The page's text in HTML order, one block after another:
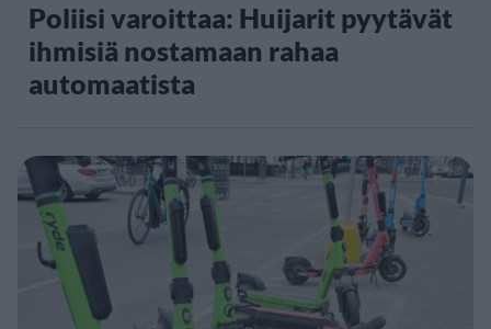
Poliisi varoittaa: Huijarit pyytävät
ihmisiä nostamaan rahaa
automaatista